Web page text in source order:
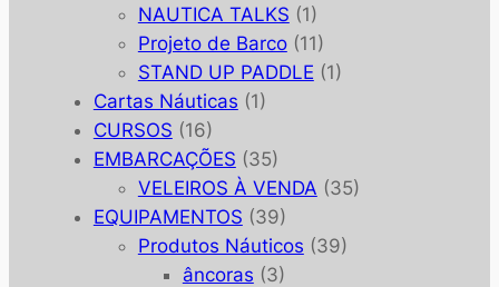
NAUTICA TALKS (1)
Projeto de Barco(11)
STAND UP PADDLE (1)
Cartas Náuticas (1)
CURSOS (16)
EMBARCAÇÕES (35)
VELEIROS À VENDA (35)
EQUIPAMENTOS (39)
Produtos Náuticos (39)
âncoras (3)